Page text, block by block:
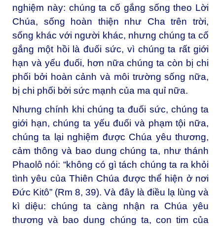
nghiệm này: chúng ta cố gắng sống theo Lời
Chúa, sống hoàn thiện như Cha trên trời,
sống khác với người khác, nhưng chúng ta cố
gắng một hồi là đuối sức, vì chúng ta rất giới
hạn và yếu đuối, hơn nữa chúng ta còn bị chi
phối bởi hoàn cảnh và môi trường sống nữa,
bị chi phối bởi sức mạnh của ma quỉ nữa.
Nhưng chính khi chúng ta đuối sức, chúng ta
giới hạn, chúng ta yếu đuối và phạm tội nữa,
chúng ta lại nghiệm được Chúa yêu thương,
cảm thông và bao dung chúng ta, như thánh
Phaolô nói: “không có gì tách chúng ta ra khỏi
tình yêu của Thiên Chúa được thể hiện ở nơi
Đức Kitô” (Rm 8, 39). Và đây là điều lạ lùng và
kì diệu: chúng ta càng nhận ra Chúa yêu
thương và bao dung chúng ta, con tim của